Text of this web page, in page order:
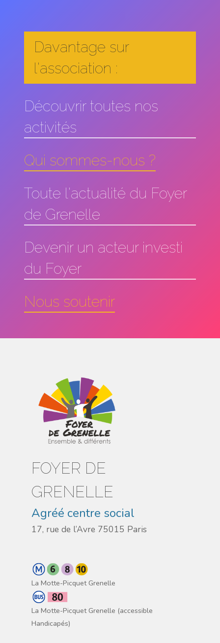
Davantage sur
l'association :
Découvrir toutes nos
activités
Qui sommes-nous ?
Toute l'actualité du Foyer
de Grenelle
Devenir un acteur investi
du Foyer
Nous soutenir
FOYER DE
GRENELLE
Agréé centre social
17, rue de l’Avre 75015 Paris
La Motte-Picquet Grenelle
La Motte-Picquet Grenelle (accessible
Handicapés)